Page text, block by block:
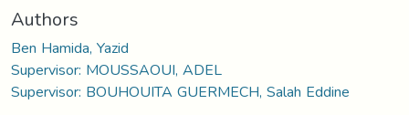
Authors
Ben Hamida, Yazid
Supervisor: MOUSSAOUI, ADEL
Supervisor: BOUHOUITA GUERMECH, Salah Eddine